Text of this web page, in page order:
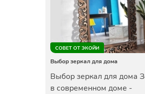
СОВЕТ ОТ ЭКОЙИ
Выбор зеркал для дома
Выбор зеркал для дома
в современном доме -